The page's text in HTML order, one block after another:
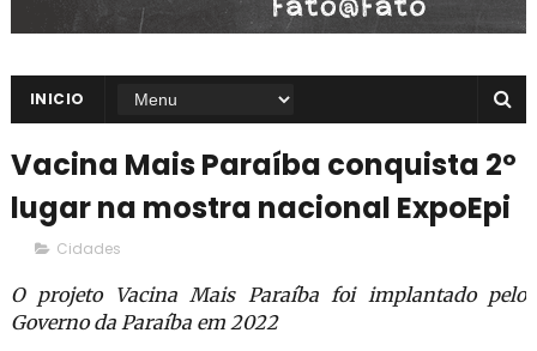
INICIO
Vacina Mais Paraíba conquista 2º
lugar na mostra nacional ExpoEpi
Cidades
O projeto Vacina Mais Paraíba foi implantado pelo
Governo da Paraíba em 2022